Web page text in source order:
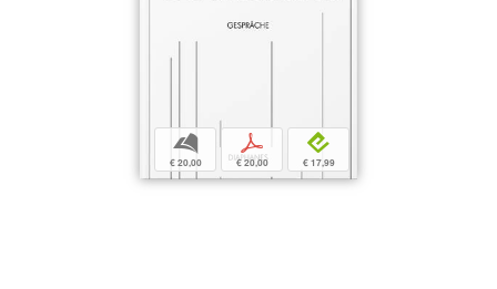
b
€ 20,00
p
€ 20,00
e
€ 17,99